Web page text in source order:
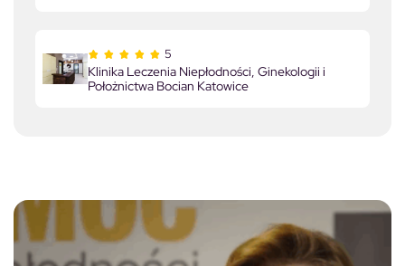
5
Klinika Leczenia Niepłodności, Ginekologii i
Położnictwa Bocian Katowice